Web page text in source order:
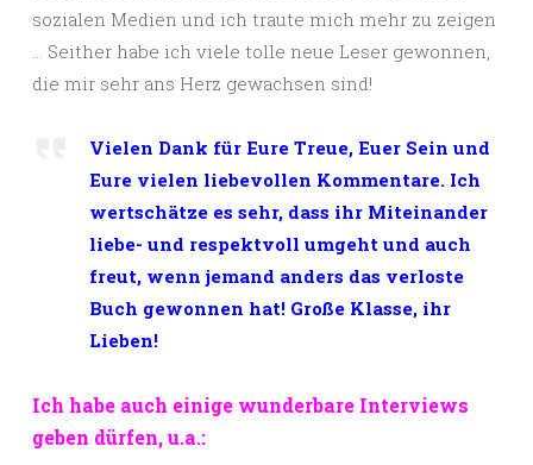
sozialen Medien und ich traute mich mehr zu zeigen
… Seither habe ich viele tolle neue Leser gewonnen,
die mir sehr ans Herz gewachsen sind!
Vielen Dank für Eure Treue, Euer Sein und
Eure vielen liebevollen Kommentare. Ich
wertschätze es sehr, dass ihr Miteinander
liebe- und respektvoll umgeht und auch
freut, wenn jemand anders das verloste
Buch gewonnen hat! Große Klasse, ihr
Lieben!
Ich habe auch einige wunderbare Interviews
geben dürfen, u.a.: